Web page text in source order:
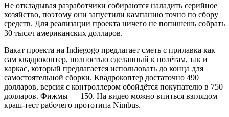
Не откладывая разработчики собираются наладить серийное
хозяйство, поэтому они запустили кампанию точно по сбору
средств. Для реализации проекта ничего не попишешь собрать
30 тысяч американских долларов.
Вакат проекта на Indiegogo предлагает сметь с прилавка как
сам квадрокоптер, полностью сделанный к полётам, так и
каркас, который предлагается использовать до конца для
самостоятельной сборки. Квадрокоптер достаточно 490
долларов, версия с контроллером обойдётся покупателю в 750
долларов. Фижмы — 150. На видео можно впиться взглядом
краш-тест рабочего прототипа Nimbus.